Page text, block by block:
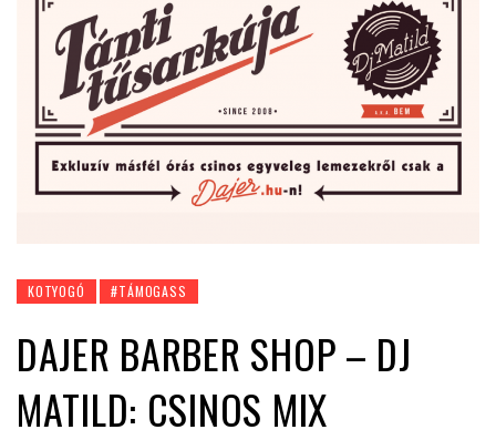
KOTYOGÓ #TÁMOGASS
DAJER BARBER SHOP – DJ
MATILD: CSINOS MIX